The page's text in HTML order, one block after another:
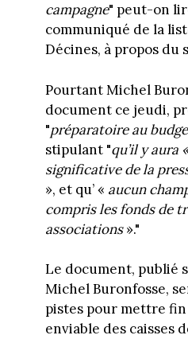
campagne" peut-on
communiqué de la
Décines, à propos du
Pourtant Michel
document ce jeudi,
"préparatoire au
stipulant "qu’il y aura
significative de la
», et qu’ « aucun
compris les fonds de
associations»."
Le document, publié
Michel Buronfosse,
pistes pour mettre
enviable des caisses